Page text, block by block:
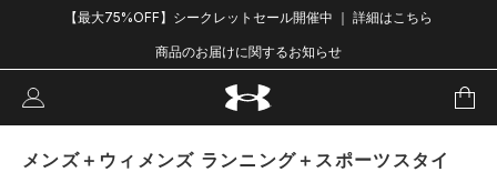
【最大75%OFF】シークレットセール開催中 ｜ 詳細はこちら
商品のお届けに関するお知らせ
メンズ＋ウィメンズ ランニング＋スポーツスタイ